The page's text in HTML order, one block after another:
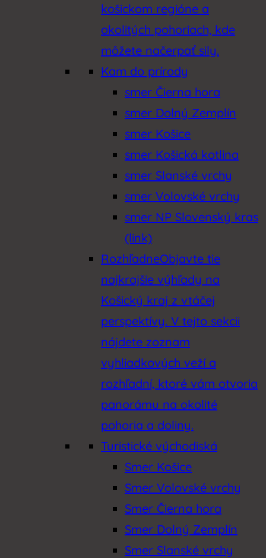
košickom regióne a
okolitých pohoriach, kde
môžete načerpať sily.
Kam do prírody
smer Čierna hora
smer Dolný Zemplín
smer Košice
smer Košická kotlina
smer Slanské vrchy
smer Volovské vrchy
smer NP Slovenský kras
(link)
RozhľadneObjavte tie
najkrajšie výhľady na
Košický kraj z vtáčej
perspektívy. V tejto sekcii
nájdete zoznam
vyhliadkových veží a
rozhľadní, ktoré vám otvoria
panorámu na okolité
pohoria a doliny.
Turistické východiská
Smer Košice
Smer Volovské vrchy
Smer Čierna hora
Smer Dolný Zemplín
Smer Slanské vrchy